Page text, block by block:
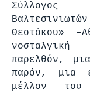
Σύλλογος
Θεοτόκου»
παρελθόν,
παρόν, μια
μέλλον του